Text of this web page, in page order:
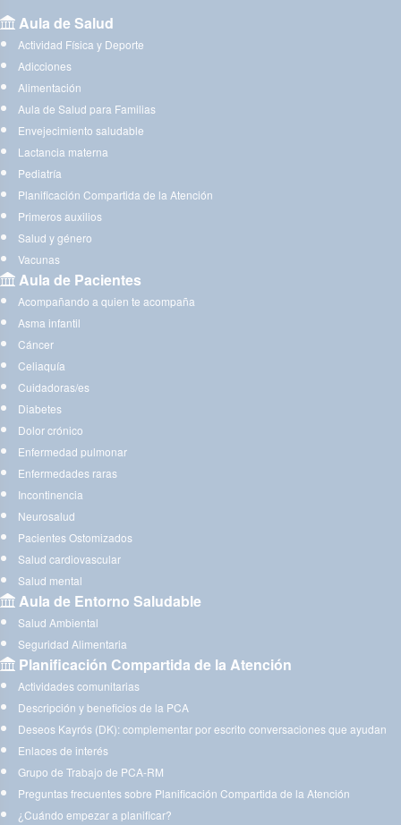
Aula de Salud
Actividad Física y Deporte
Adicciones
Alimentación
Aula de Salud para Familias
Envejecimiento saludable
Lactancia materna
Pediatría
Planificación Compartida de la Atención
Primeros auxilios
Salud y género
Vacunas
Aula de Pacientes
Acompañando a quien te acompaña
Asma infantil
Cáncer
Celiaquía
Cuidadoras/es
Diabetes
Dolor crónico
Enfermedad pulmonar
Enfermedades raras
Incontinencia
Neurosalud
Pacientes Ostomizados
Salud cardiovascular
Salud mental
Aula de Entorno Saludable
Salud Ambiental
Seguridad Alimentaria
Planificación Compartida de la Atención
Actividades comunitarias
Descripción y beneficios de la PCA
Deseos Kayrós (DK): complementar por escrito conversaciones que ayudan
Enlaces de interés
Grupo de Trabajo de PCA-RM
Preguntas frecuentes sobre Planificación Compartida de la Atención
¿Cuándo empezar a planificar?